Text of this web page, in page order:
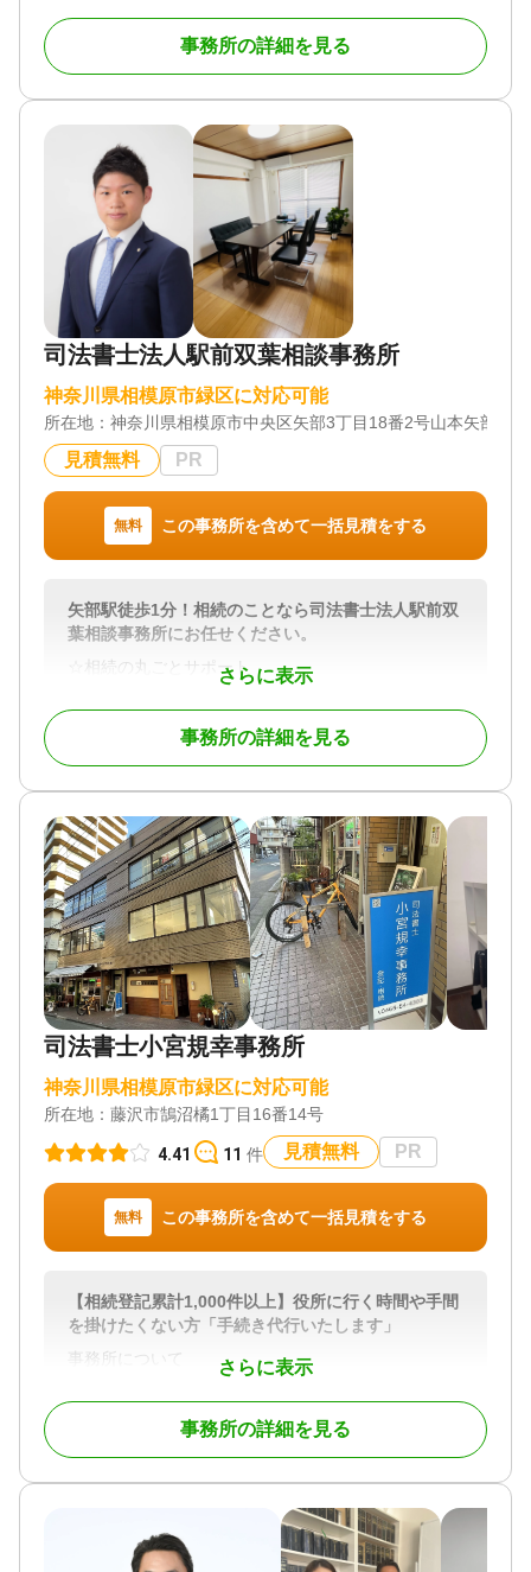
相続のご相談は【完全無料】。【横浜駅徒歩5分】 横
浜市内で財産・不動産の相続・相続放棄・終活にお
悩みの方はお気軽にご相談ください。
横浜での相続に精通したプロチームが、相続法務か
ら税務にいたるまでお客様をフルサポートします。
面談は土日やオンライン、ご自宅への出張面談も可
能です。お気軽にご相談ください。
対応地域
神奈川県、東京都
対応業務
棄 / 成年後見 / 相続手続き / 銀行手続き / 戸籍収集 /
相続人調査 / 生前贈与（不動産名義変更）
対応体制
電話相談可 / 訪問可 / 女性スタッフ対応可 / 土日相談
可 / 初回相談無料 / オンライン面談可 / 事務所面談可
事務所の詳細を見る
司法書士法人駅前双葉相談事務所
神奈川県相模原市緑区に対応可能
所在地： 神奈川県相模原市中央区矢部3丁目18番2号山本矢部ビ
見積無料 PR
無料 この事務所を含めて一括見積をする
さらに表示
矢部駅徒歩1分！相続のことなら司法書士法人駅前双
葉相談事務所にお任せください。
☆相続の丸ごとサポート
弊所では、司法書士の専門である不動産の相続登記
のみならず、法定相続情報一覧図の作成、凍結され
た銀行口座・証券口座の相続手続き、相続した不動
産の売却サポート等、相続に伴う幅広い業務に対応
プで承ります。
☆明確な費用の提示
費用のことは最初に説明し、些細なことでも相談し
やすい雰囲気作りに努めています。
☆信用第一
☆迅速かつ丁寧な対応
神奈川県、東京都
対応業務
遺言書 / 遺産分割 / 相続財産調査 / 相続登記 / 相続放
棄 / 家族信託 / 相続手続き / 銀行手続き / 戸籍収集 /
相続人調査
対応体制
電話相談可 / 訪問可 / 土日相談可 / 初回相談無料 / 18
時以降相談可 / オンライン面談可 / 事務所面談可
事務所の詳細を見る
司法書士小宮規幸事務所
神奈川県相模原市緑区に対応可能
所在地： 藤沢市鵠沼橘1丁目16番14号
4.41 11 件 見積無料 PR
無料 この事務所を含めて一括見積をする
さらに表示
【相続登記累計1,000件以上】役所に行く時間や手間
を掛けたくない方「手続き代行いたします」
事務所について
当事務所は、2006年に開業し当初より「迅速丁寧な
対応を適正価格にてご提供」できるよう心掛けてお
対応地域
対応業務
事務所の詳細を見る